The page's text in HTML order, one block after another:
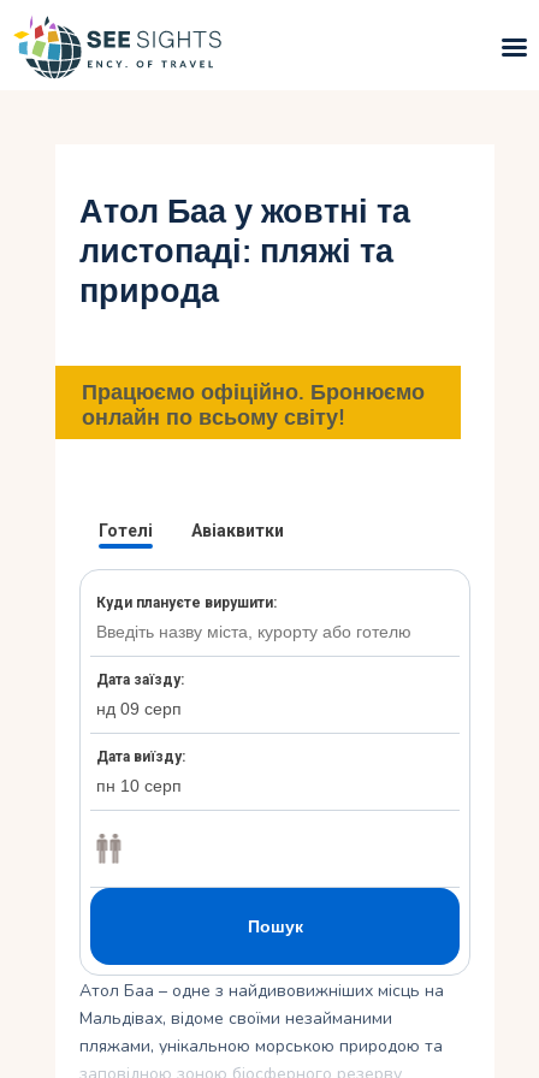
Гарячі тури
Типи Турів
Країни
Інфо
Блог
Атол Баа у жовтні та
листопаді: пляжі та
природа
Працюємо офіційно. Бронюємо
онлайн по всьому світу!
Атол Баа – одне з найдивовижніших місць на
Мальдівах, відоме своїми незайманими
пляжами, унікальною морською природою та